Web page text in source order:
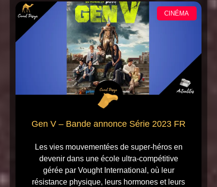
CINÉMA
Gen V – Bande annonce Série 2023 FR
Les vies mouvementées de super-héros en
devenir dans une école ultra-compétitive
gérée par Vought International, où leur
résistance physique, leurs hormones et leurs